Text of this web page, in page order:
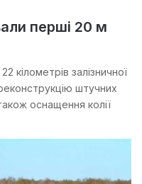
перші 20 м
кілометрів залізничної
штучних
оснащення колії